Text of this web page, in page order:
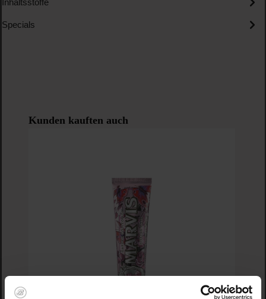
Inhaltsstoffe
Specials
Produktgalerie überspringen
Kunden kauften auch